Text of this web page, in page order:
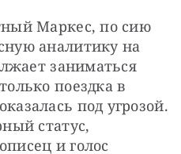
Маркес, по сию
аналитику на
заниматься
поездка в
под угрозой.
статус,
и голос